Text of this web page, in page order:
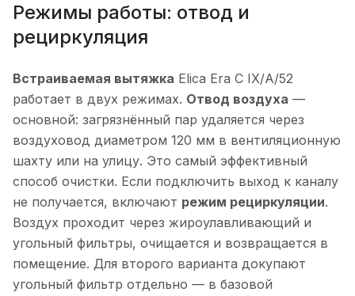
Режимы работы: отвод и
рециркуляция
Встраиваемая вытяжка Elica Era C IX/A/52
работает в двух режимах. Отвод воздуха —
основной: загрязнённый пар удаляется через
воздуховод диаметром 120 мм в вентиляционную
шахту или на улицу. Это самый эффективный
способ очистки. Если подключить выход к каналу
не получается, включают режим рециркуляции.
Воздух проходит через жироулавливающий и
угольный фильтры, очищается и возвращается в
помещение. Для второго варианта докупают
угольный фильтр отдельно — в базовой